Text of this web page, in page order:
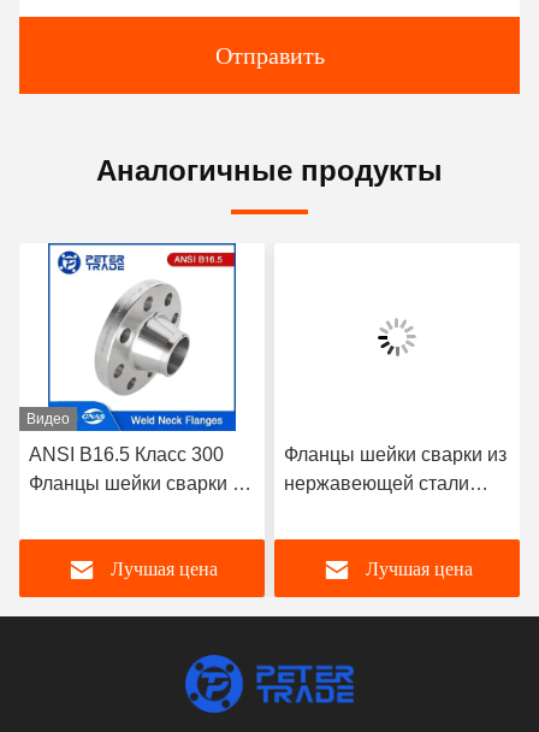
Отправить
Аналогичные продукты
Видео
ANSI B16.5 Класс 300
Фланцы шейки сварки из
A182 304/316L WNRF
Лучшая цена
Фланцы шейки сварки из
нержавеющей стали
Лучшая цена